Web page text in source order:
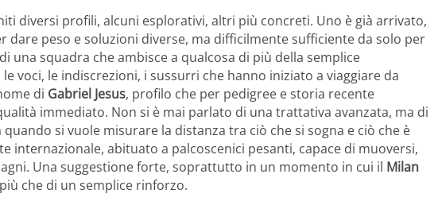
diversi profili, alcuni esplorativi, altri più concreti. Uno è già arrivato,
dare peso e soluzioni diverse, ma difficilmente sufficiente da solo per
una squadra che ambisce a qualcosa di più della semplice
voci, le indiscrezioni, i sussurri che hanno iniziato a viaggiare da
di Gabriel Jesus, profilo che per pedigree e storia recente
immediato. Non si è mai parlato di una trattativa avanzata, ma di
quando si vuole misurare la distanza tra ciò che si sogna e ciò che è
internazionale, abituato a palcoscenici pesanti, capace di muoversi,
Una suggestione forte, soprattutto in un momento in cui il Milan
che di un semplice rinforzo.